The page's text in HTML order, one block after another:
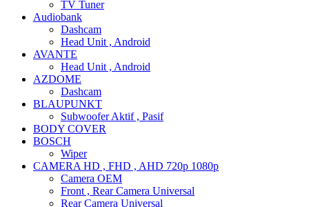
TV Tuner
Audiobank
Dashcam
Head Unit , Android
AVANTE
Head Unit , Android
AZDOME
Dashcam
BLAUPUNKT
Subwoofer Aktif , Pasif
BODY COVER
BOSCH
Wiper
CAMERA HD , FHD , AHD 720p 1080p
Camera OEM
Front , Rear Camera Universal
Rear Camera Universal